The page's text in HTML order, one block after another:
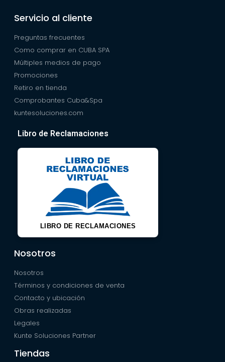
Servicio al cliente
Preguntas frecuentes
Como comprar en CUBA SPA
Múltiples medios de pago
Promociones
Retiro en tienda
Comprobantes Cuba&Spa
kuntesoluciones.com
Libro de Reclamaciones
LIBRO DE RECLAMACIONES
Nosotros
Nosotros
Términos y condiciones de venta
Contacto y ubicación
Obras realizadas
Legales
Kunte Soluciones Partner
Tiendas